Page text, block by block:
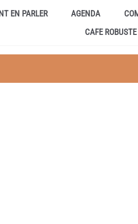
EN PARLER AGENDA
CAFE ROBUSTE